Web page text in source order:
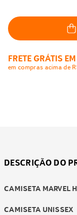
FRETE GRÁTIS
em compras acima de
DESCRIÇÃO DO
CAMISETA MARVEL
CAMISETA UNISSEX